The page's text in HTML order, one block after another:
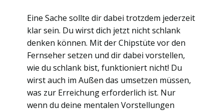
Eine Sache sollte dir dabei trotzdem jederzeit
klar sein. Du wirst dich jetzt nicht schlank
denken können. Mit der Chipstüte vor den
Fernseher setzen und dir dabei vorstellen,
wie du schlank bist, funktioniert nicht! Du
wirst auch im Außen das umsetzen müssen,
was zur Erreichung erforderlich ist. Nur
wenn du deine mentalen Vorstellungen